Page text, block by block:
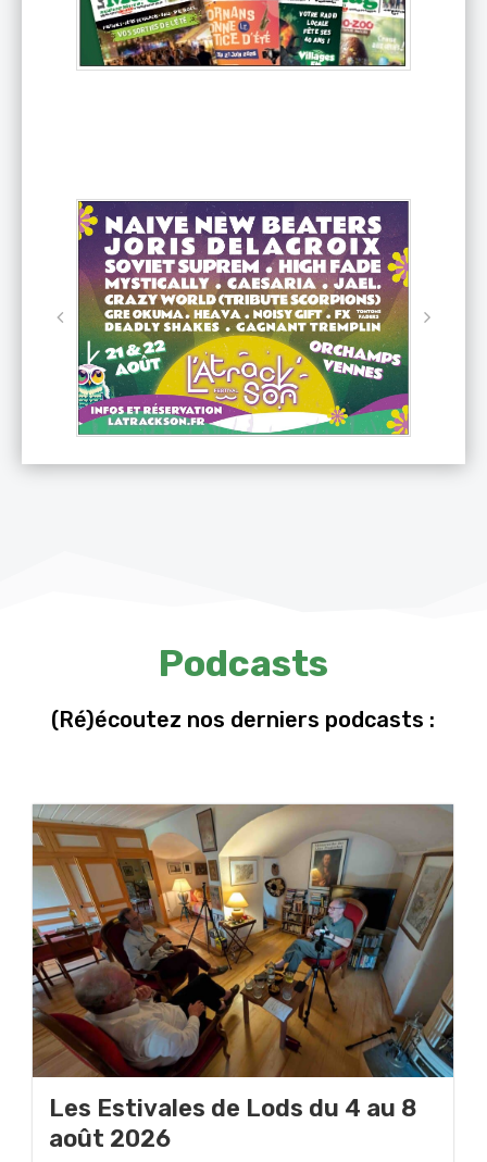
Podcasts
(Ré)écoutez nos derniers podcasts :
Les Estivales de Lods du 4 au 8
août 2026